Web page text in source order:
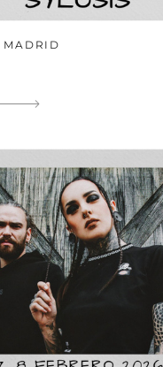
MADRID